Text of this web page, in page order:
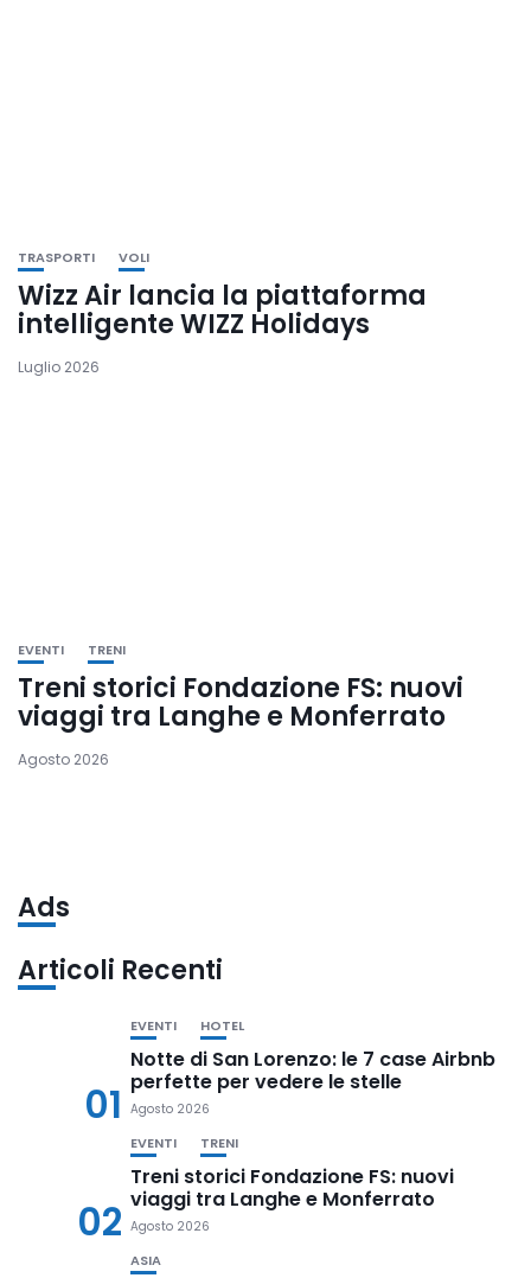
TRASPORTI VOLI
Wizz Air lancia la piattaforma
intelligente WIZZ Holidays
Luglio 2026
EVENTI TRENI
Treni storici Fondazione FS: nuovi
viaggi tra Langhe e Monferrato
Agosto 2026
Ads
Articoli Recenti
01
EVENTI HOTEL
Notte di San Lorenzo: le 7 case Airbnb
perfette per vedere le stelle
Agosto 2026
02
EVENTI TRENI
Treni storici Fondazione FS: nuovi
viaggi tra Langhe e Monferrato
Agosto 2026
ASIA